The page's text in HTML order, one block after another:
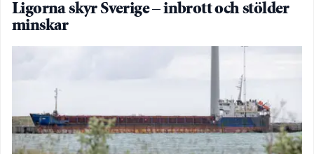
Ligorna skyr Sverige – inbrott och stölder
minskar